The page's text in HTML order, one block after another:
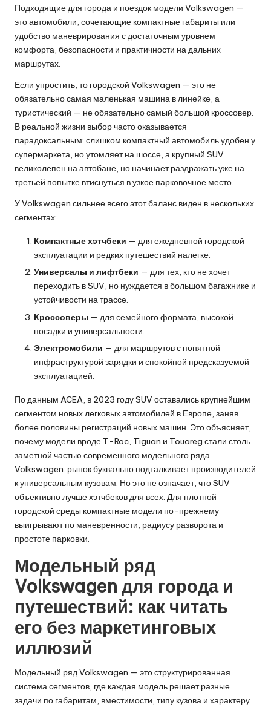
Подходящие для города и поездок модели Volkswagen —
это автомобили, сочетающие компактные габариты или
удобство маневрирования с достаточным уровнем
комфорта, безопасности и практичности на дальних
маршрутах.
Если упростить, то городской Volkswagen — это не
обязательно самая маленькая машина в линейке, а
туристический — не обязательно самый большой кроссовер.
В реальной жизни выбор часто оказывается
парадоксальным: слишком компактный автомобиль удобен у
супермаркета, но утомляет на шоссе, а крупный SUV
великолепен на автобане, но начинает раздражать уже на
третьей попытке втиснуться в узкое парковочное место.
У Volkswagen сильнее всего этот баланс виден в нескольких
сегментах:
Компактные хэтчбеки — для ежедневной городской
эксплуатации и редких путешествий налегке.
Универсалы и лифтбеки — для тех, кто не хочет
переходить в SUV, но нуждается в большом багажнике и
устойчивости на трассе.
Кроссоверы — для семейного формата, высокой
посадки и универсальности.
Электромобили — для маршрутов с понятной
инфраструктурой зарядки и спокойной предсказуемой
эксплуатацией.
По данным ACEA, в 2023 году SUV оставались крупнейшим
сегментом новых легковых автомобилей в Европе, заняв
более половины регистраций новых машин. Это объясняет,
почему модели вроде T-Roc, Tiguan и Touareg стали столь
заметной частью современного модельного ряда
Volkswagen: рынок буквально подталкивает производителей
к универсальным кузовам. Но это не означает, что SUV
объективно лучше хэтчбеков для всех. Для плотной
городской среды компактные модели по-прежнему
выигрывают по маневренности, радиусу разворота и
простоте парковки.
Модельный ряд
Volkswagen для города и
путешествий: как читать
его без маркетинговых
иллюзий
Модельный ряд Volkswagen — это структурированная
система сегментов, где каждая модель решает разные
задачи по габаритам, вместимости, типу кузова и характеру